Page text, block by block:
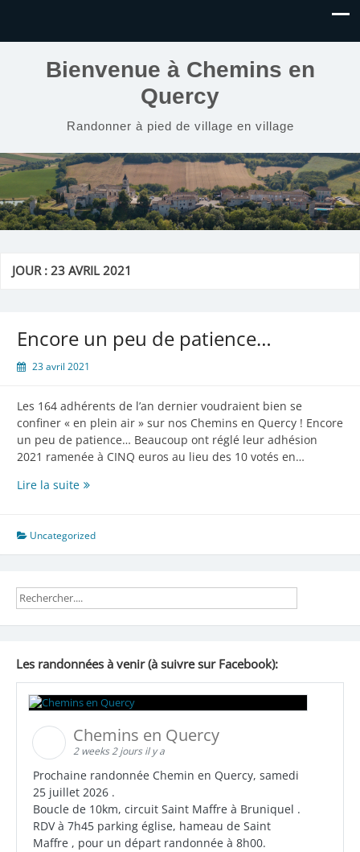
Bienvenue à Chemins en
Quercy
Randonner à pied de village en village
JOUR :23 AVRIL 2021
Encore un peu de patience…
23 avril 2021
Les 164 adhérents de l’an dernier voudraient bien se
confiner « en plein air » sur nos Chemins en Quercy ! Encore
un peu de patience… Beaucoup ont réglé leur adhésion
2021 ramenée à CINQ euros au lieu des 10 votés en…
Lire la suiteEncore
de
patience…
Uncategorized
Les randonnées à venir (à suivre sur Facebook):
Chemins en Quercy
2 weeks 2 jours il y a
Prochaine randonnée Chemin en Quercy, samedi
25 juillet 2026 .
Boucle de 10km, circuit Saint Maffre à Bruniquel .
RDV à 7h45 parking église, hameau de Saint
Maffre , pour un départ randonnée à 8h00.